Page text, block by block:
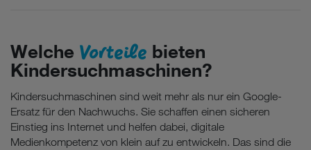
Welche Vorteile bieten
Kindersuchmaschinen?
Kindersuchmaschinen sind weit mehr als nur ein Google-
Ersatz für den Nachwuchs. Sie schaffen einen sicheren
Einstieg ins Internet und helfen dabei, digitale
Medienkompetenz von klein auf zu entwickeln. Das sind die